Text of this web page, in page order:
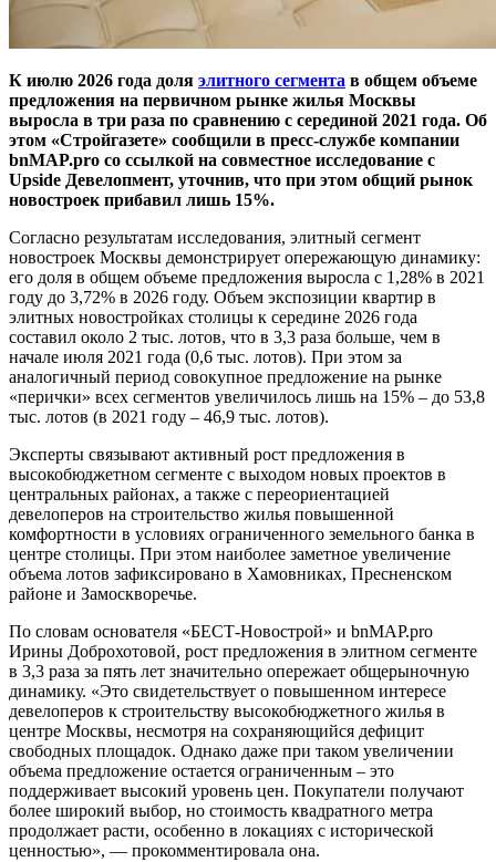
К июлю 2026 года доля элитного сегмента в общем объеме
предложения на первичном рынке жилья Москвы
выросла в три раза по сравнению с серединой 2021 года. Об
этом «Стройгазете» сообщили в пресс-службе компании
bnMAP.pro со ссылкой на совместное исследование с
Upside Девелопмент, уточнив, что при этом общий рынок
новостроек прибавил лишь 15%.
Согласно результатам исследования, элитный сегмент
новостроек Москвы демонстрирует опережающую динамику:
его доля в общем объеме предложения выросла с 1,28% в 2021
году до 3,72% в 2026 году. Объем экспозиции квартир в
элитных новостройках столицы к середине 2026 года
составил около 2 тыс. лотов, что в 3,3 раза больше, чем в
начале июля 2021 года (0,6 тыс. лотов). При этом за
аналогичный период совокупное предложение на рынке
«перички» всех сегментов увеличилось лишь на 15% – до 53,8
тыс. лотов (в 2021 году – 46,9 тыс. лотов).
Эксперты связывают активный рост предложения в
высокобюджетном сегменте с выходом новых проектов в
центральных районах, а также с переориентацией
девелоперов на строительство жилья повышенной
комфортности в условиях ограниченного земельного банка в
центре столицы. При этом наиболее заметное увеличение
объема лотов зафиксировано в Хамовниках, Пресненском
районе и Замоскворечье.
По словам основателя «БЕСТ-Новострой» и bnMAP.pro
Ирины Доброхотовой, рост предложения в элитном сегменте
в 3,3 раза за пять лет значительно опережает общерыночную
динамику. «Это свидетельствует о повышенном интересе
девелоперов к строительству высокобюджетного жилья в
центре Москвы, несмотря на сохраняющийся дефицит
свободных площадок. Однако даже при таком увеличении
объема предложение остается ограниченным – это
поддерживает высокий уровень цен. Покупатели получают
более широкий выбор, но стоимость квадратного метра
продолжает расти, особенно в локациях с исторической
ценностью», — прокомментировала она.